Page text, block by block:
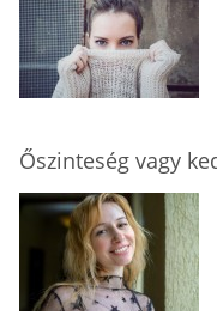
Őszinteség vagy